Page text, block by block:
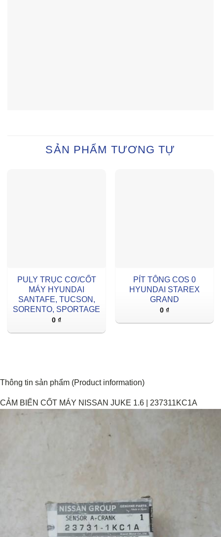
SẢN PHẨM TƯƠNG TỰ
PULY TRỤC CƠ/CỐT
MÁY HYUNDAI
SANTAFE, TUCSON,
SORENTO, SPORTAGE
0 ₫
PÍT TÔNG COS 0
HYUNDAI STAREX
GRAND
0 ₫
Thông tin sản phẩm (Product information)
CẢM BIẾN CỐT MÁY NISSAN JUKE 1.6 | 237311KC1A